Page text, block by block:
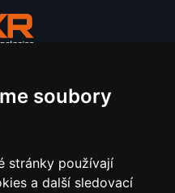
soubory
stránky používají
a další sledovací
lisy
a nástroje